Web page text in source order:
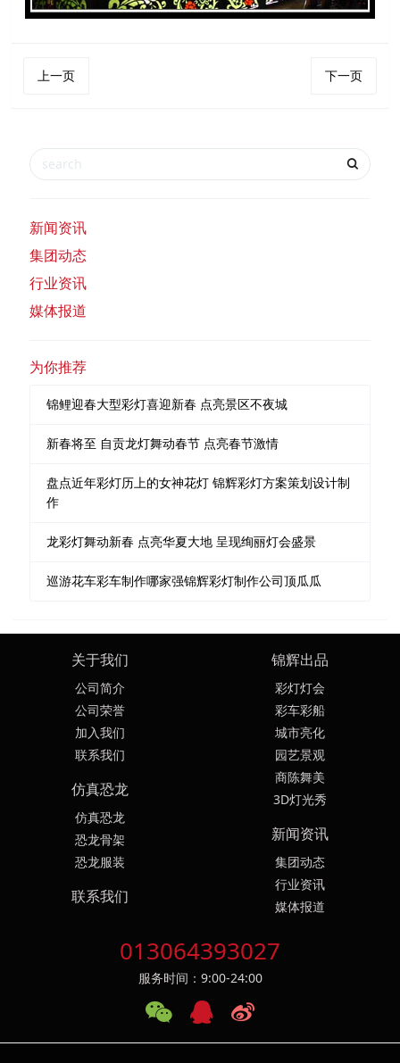
上一页 下一页
新闻资讯
集团动态
行业资讯
媒体报道
为你推荐
锦鲤迎春大型彩灯喜迎新春 点亮景区不夜城
新春将至 自贡龙灯舞动春节 点亮春节激情
盘点近年彩灯历上的女神花灯 锦辉彩灯方案策划设计制
作
龙彩灯舞动新春 点亮华夏大地 呈现绚丽灯会盛景
巡游花车彩车制作哪家强锦辉彩灯制作公司顶瓜瓜
关于我们
公司简介
公司荣誉
加入我们
联系我们
锦辉出品
彩灯灯会
彩车彩船
城市亮化
园艺景观
商陈舞美
3D灯光秀
仿真恐龙
仿真恐龙
恐龙骨架
恐龙服装
新闻资讯
集团动态
行业资讯
媒体报道
联系我们
013064393027
服务时间：9:00-24:00